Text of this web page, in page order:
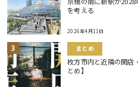
を考える
2026年4月11日
まとめ
枚方市内と近隣の開店
とめ】